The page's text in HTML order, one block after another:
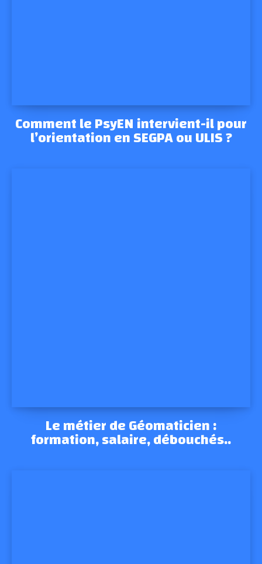
Comment le PsyEN intervient-il pour
l’orientation en SEGPA ou ULIS ?
Le métier de Géomaticien :
formation, salaire, débouchés..